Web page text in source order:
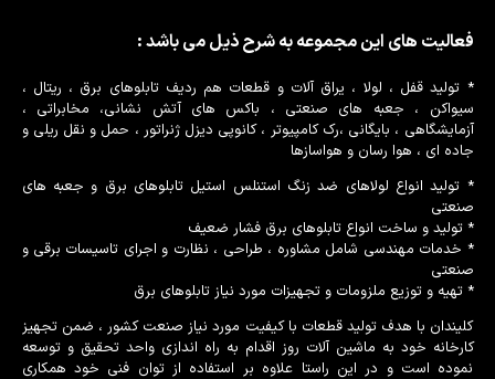
فعالیت های این مجموعه به شرح ذیل می باشد :
* تولید قفل ، لولا ، یراق آلات و قطعات هم ردیف تابلوهای برق ، ریتال ،
سیواکن ، جعبه های صنعتی ، باکس های آتش نشانی، مخابراتی ،
آزمایشگاهی ، بایگانی ،رک کامپیوتر ، کانوپی دیزل ژنراتور ، حمل و نقل ریلی و
جاده ای ، هوا رسان و هواسازها
* تولید انواع لولاهای ضد زنگ استنلس استیل تابلوهای برق و جعبه های
صنعتی
* تولید و ساخت انواع تابلوهای برق فشار ضعیف
* خدمات مهندسی شامل مشاوره ، طراحی ، نظارت و اجرای تاسیسات برقی و
صنعتی
* تهیه و توزیع ملزومات و تجهیزات مورد نیاز تابلوهای برق
کلیندان با هدف تولید قطعات با کیفیت مورد نیاز صنعت کشور ، ضمن تجهیز
کارخانه خود به ماشین آلات روز اقدام به راه اندازی واحد تحقیق و توسعه
نموده است و در این راستا علاوه بر استفاده از توان فنی خود همکاری